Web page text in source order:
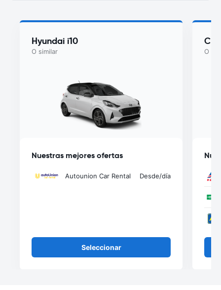
Hyundai i10
O similar
Nuestras mejores ofertas
Autounion Car Rental Desde/día
Seleccionar
O